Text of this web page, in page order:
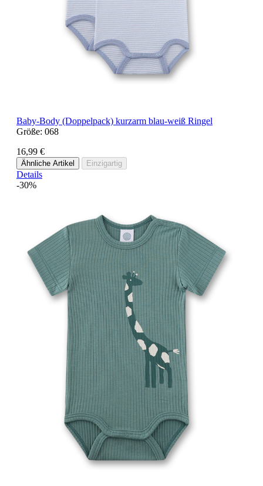
Baby-Body (Doppelpack) kurzarm blau-weiß Ringel
Größe: 068
16,99 €
Ähnliche Artikel Einzigartig
Details
-30%